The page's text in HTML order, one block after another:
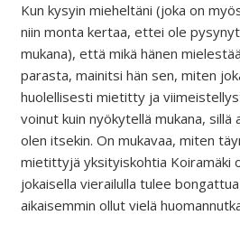
Kun kysyin mieheltäni (joka on
niin monta kertaa, ettei ole pysynyt
mukana), että mikä hänen
parasta, mainitsi hän sen, miten
huolellisesti mietitty ja
voinut kuin nyökytellä mukana, sillä
olen itsekin. On mukavaa, miten
mietittyjä yksityiskohtia Koiramäki
jokaisella vierailulla tulee
aikaisemmin ollut vielä